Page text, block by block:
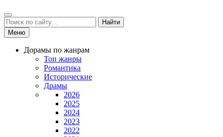
Найти
Меню
Дорамы по жанрам
Топ жанры
Романтика
Исторические
Драмы
2026
2025
2024
2023
2022